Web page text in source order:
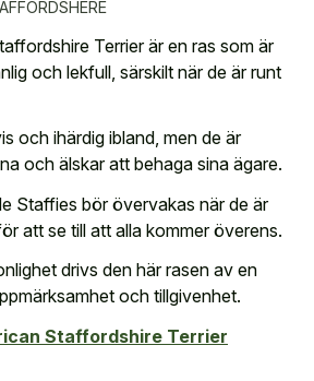
Terrier är en ras som är
och lekfull, särskilt när de är runt
och ihärdig ibland, men de är
och älskar att behaga sina ägare.
Staffies bör övervakas när de är
att se till att alla kommer överens.
drivs den här rasen av en
och tillgivenhet.
Staffordshire Terrier